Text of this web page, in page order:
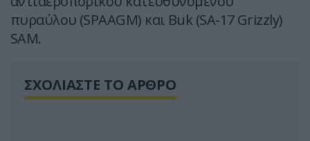
πυραύλου (SPAAGM) και Buk (SA-17 Grizzly)
SAM.
ΣΧΟΛΙΑΣΤΕ ΤΟ ΑΡΘΡΟ